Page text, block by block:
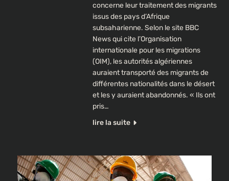
concerne leur traitement des migrants
issus des pays d’Afrique
subsaharienne. Selon le site BBC
News qui cite l’Organisation
internationale pour les migrations
(OIM), les autorités algériennes
auraient transporté des migrants de
différentes nationalités dans le désert
et les y auraient abandonnés. « Ils ont
pris…
lire la suite